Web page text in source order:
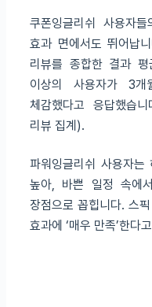
쿠폰잉글리쉬 사용자
효과 면에서도 뛰어납
리뷰를 종합한 결과
이상의 사용자가 3
체감했다고 응답했습
리뷰 집계).
파워잉글리쉬 사용자
높아, 바쁜 일정 속에
장점으로 꼽힙니다. 스
효과에 ‘매우 만족’한다